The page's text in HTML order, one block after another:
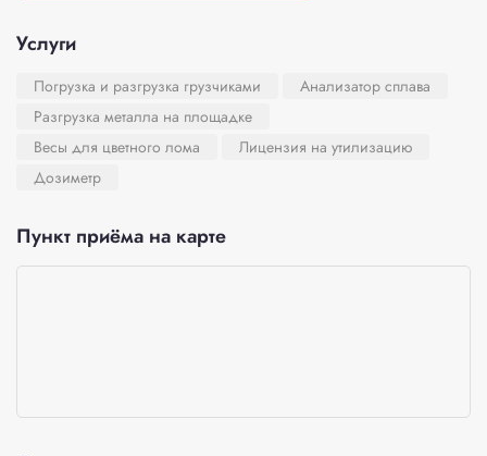
Услуги
Погрузка и разгрузка грузчиками
Анализатор сплава
Разгрузка металла на площадке
Весы для цветного лома
Лицензия на утилизацию
Дозиметр
Пункт приёма на карте